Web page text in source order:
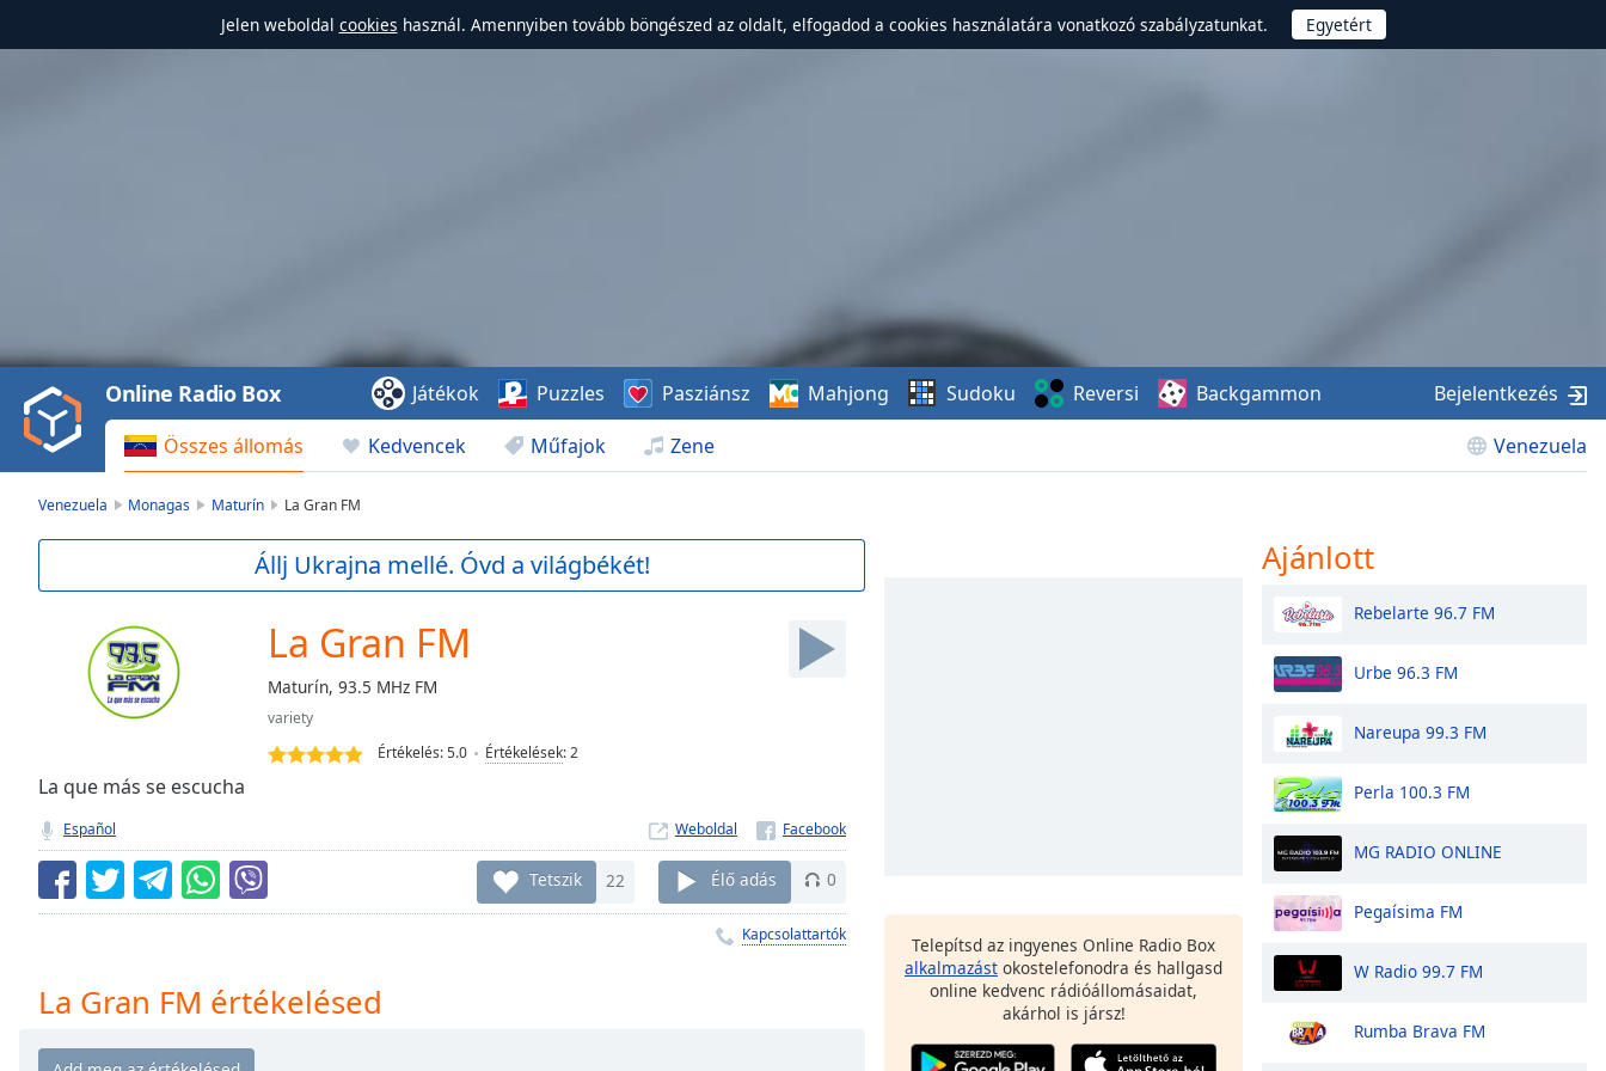
Jelen weboldal cookies használ. Amennyiben tovább böngészed az oldalt, elfogadod a cookies használatára vonatkozó szabályzatunkat.
Play
Video
Play
Backward
Skip
Current
Seek to
currently
behind
LIVE
Remaining
Time-
Playback
Összes állomás Kedvencek Műfajok Zene Venezuela
Online Radio Box Játékok Puzzles Pasziánsz Mahjong Sudoku Reversi Backgammon Bejelentkezés
Venezuela Monagas Maturín La Gran FM
Állj Ukrajna mellé. Óvd a világbékét!
La Gran FM
Maturín, 93.5 MHz FM
variety
Értékelés:5.0 Értékelések:2
La que más se escucha
Español Weboldal
Tetszik 22 Élő adás 0
Kapcsolattartók
La Gran FM értékelésed
Telepítsd az ingyenes Online Radio Box
alkalmazást okostelefonodra és hallgasd
online kedvenc rádióállomásaidat,
akárhol is jársz!
Ajánlott
Rebelarte 96.7 FM
Urbe 96.3 FM
Nareupa 99.3 FM
Perla 100.3 FM
MG RADIO ONLINE
Pegaísima FM
W Radio 99.7 FM
Rumba Brava FM